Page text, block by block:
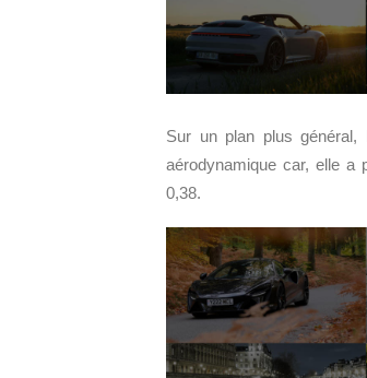
Sur un plan plus général,
aérodynamique car, elle a
0,38.